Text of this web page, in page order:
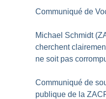
Communiqué de
Michael Schmidt
cherchent
ne soit pas
Communiqué de
publique de la